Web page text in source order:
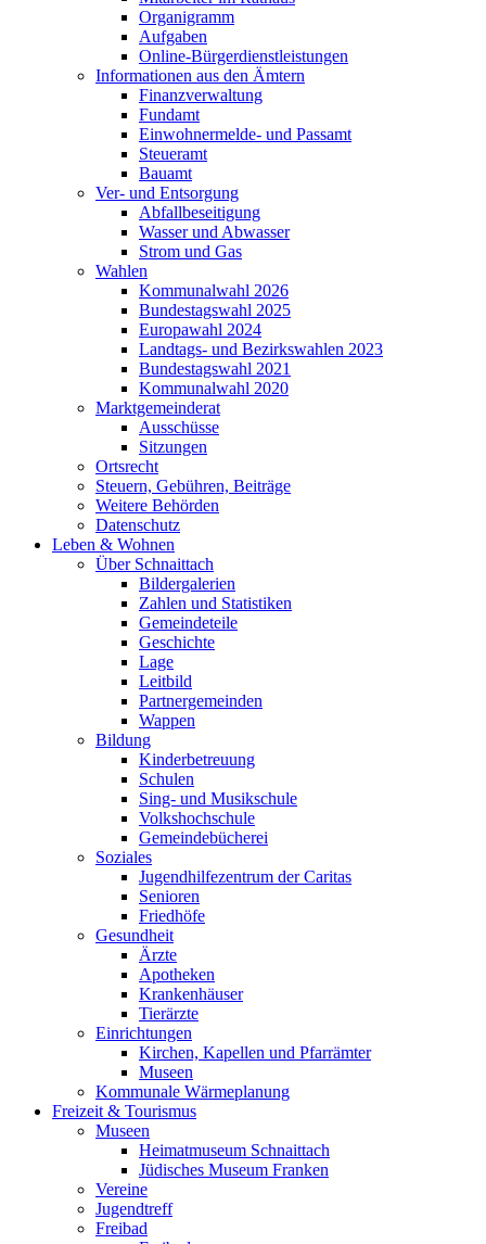
Organigramm
Aufgaben
Online-Bürgerdienstleistungen
Informationen aus den Ämtern
Finanzverwaltung
Fundamt
Einwohnermelde- und Passamt
Steueramt
Bauamt
Ver- und Entsorgung
Abfallbeseitigung
Wasser und Abwasser
Strom und Gas
Wahlen
Kommunalwahl 2026
Bundestagswahl 2025
Europawahl 2024
Landtags- und Bezirkswahlen 2023
Bundestagswahl 2021
Kommunalwahl 2020
Marktgemeinderat
Ausschüsse
Sitzungen
Ortsrecht
Steuern, Gebühren, Beiträge
Weitere Behörden
Datenschutz
Leben & Wohnen
Über Schnaittach
Bildergalerien
Zahlen und Statistiken
Gemeindeteile
Geschichte
Lage
Leitbild
Partnergemeinden
Wappen
Bildung
Kinderbetreuung
Schulen
Sing- und Musikschule
Volkshochschule
Gemeindebücherei
Soziales
Jugendhilfezentrum der Caritas
Senioren
Friedhöfe
Gesundheit
Ärzte
Apotheken
Krankenhäuser
Tierärzte
Einrichtungen
Kirchen, Kapellen und Pfarrämter
Museen
Kommunale Wärmeplanung
Freizeit & Tourismus
Museen
Heimatmuseum Schnaittach
Jüdisches Museum Franken
Vereine
Jugendtreff
Freibad